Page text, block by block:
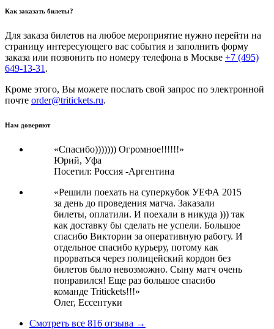
Как заказать билеты?
Для заказа билетов на любое мероприятие нужно перейти на
страницу интересующего вас события и заполнить форму
заказа или позвонить по номеру телефона в Москве +7 (495)
649-13-31 .
Кроме этого, Вы можете послать свой запрос по электронной
почте order@tritickets.ru.
Нам доверяют
«Спасибо))))))) Огромное!!!!!!»
Юрий, Уфа
Посетил: Россия -Аргентина
«Решили поехать на суперкубок УЕФА 2015
за день до проведения матча. Заказали
билеты, оплатили. И поехали в никуда ))) так
как доставку бы сделать не успели. Большое
спасибо Виктории за оперативную работу. И
отдельное спасибо курьеру, потому как
прорваться через полицейский кордон без
билетов было невозможно. Сыну матч очень
понравился! Еще раз большое спасибо
команде Tritickets!!!»
Олег, Ессентуки
Смотреть все 816 отзыва →